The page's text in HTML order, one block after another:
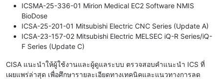
ICSMA-25-336-01 Mirion Medical EC2 Software NMIS
BioDose
ICSA-25-201-01 Mitsubishi Electric CNC Series (Update A)
ICSA-23-157-02 Mitsubishi Electric MELSEC iQ-R Series/iQ-
F Series (Update C)
CISA แนะนำให้ผู้ใช้งานและผู้ดูแลระบบ ตรวจสอบคำแนะนำ ICS ที่
เผยแพร่ล่าสุด เพื่อศึกษารายละเอียดทางเทคนิคและแนวทางการลด